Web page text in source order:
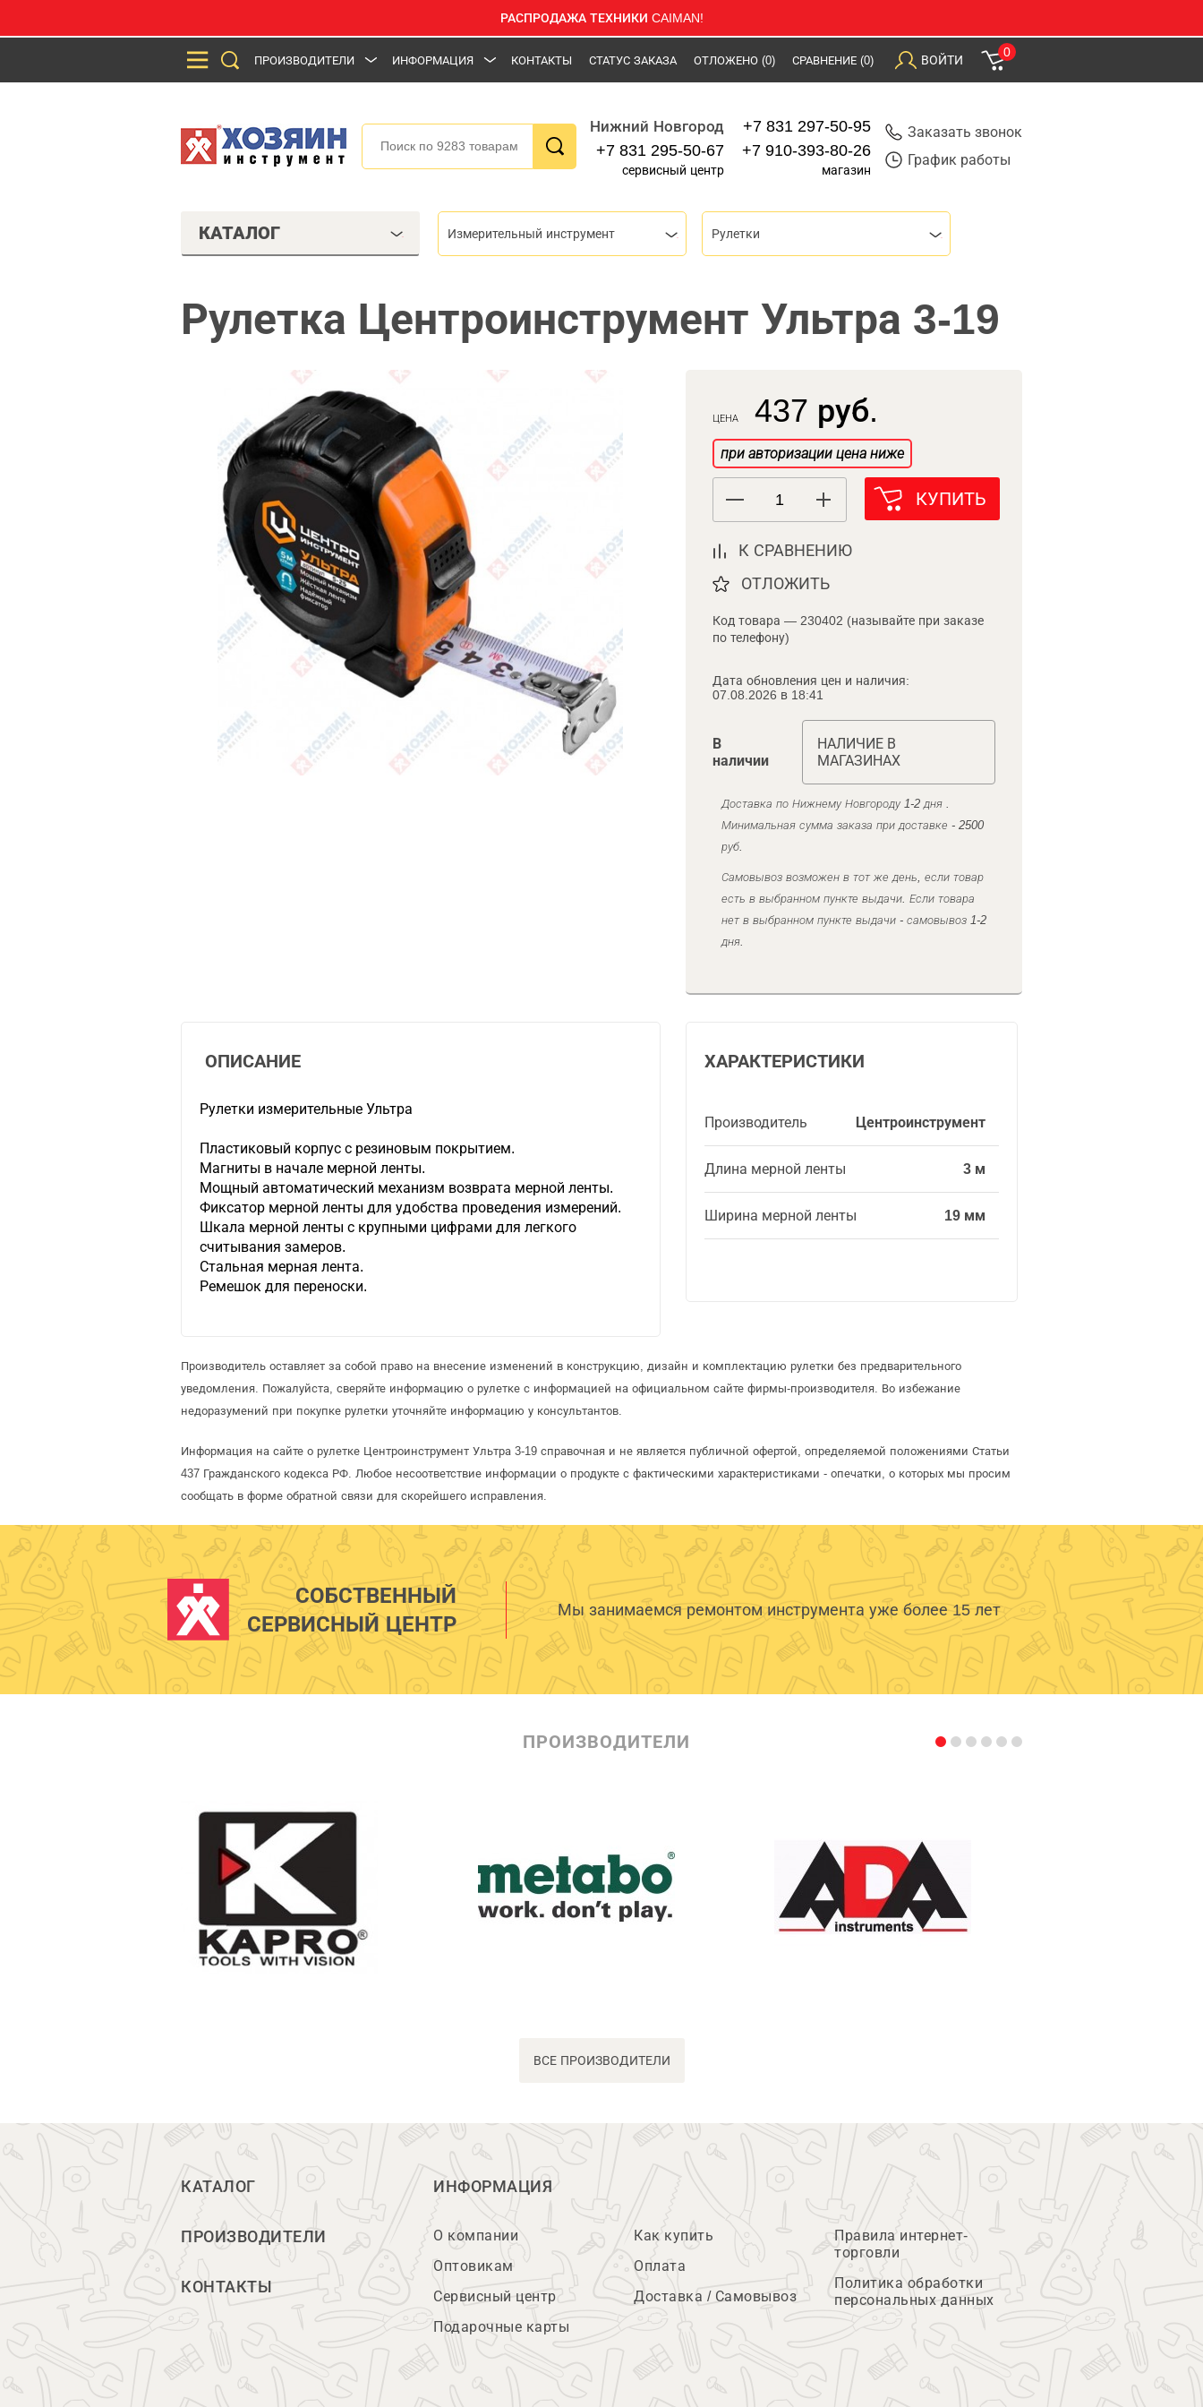
РАСПРОДАЖА ТЕХНИКИ CAIMAN!
ПРОИЗВОДИТЕЛИ ИНФОРМАЦИЯ КОНТАКТЫ СТАТУС ЗАКАЗА ОТЛОЖЕНО (0) СРАВНЕНИЕ (0) ВОЙТИ
0
Нижний Новгород
+7 831 295-50-67
сервисный центр
+7 831 297-50-95
+7 910-393-80-26
магазин
Заказать звонок
График работы
КАТАЛОГ Измерительный инструмент Рулетки
Рулетка Центроинструмент Ультра 3-19
ЦЕНА 437 руб.
при авторизации цена ниже
КУПИТЬ
К СРАВНЕНИЮ
ОТЛОЖИТЬ
Код товара — 230402 (называйте при заказе
по телефону)
Дата обновления цен и наличия:
07.08.2026 в 18:41
В
наличии
НАЛИЧИЕ В
МАГАЗИНАХ
Доставка по Нижнему Новгороду 1-2 дня .
Минимальная сумма заказа при доставке - 2500
руб.
Самовывоз возможен в тот же день, если товар
есть в выбранном пункте выдачи. Если товара
нет в выбранном пункте выдачи - самовывоз 1-2
дня.
ХАРАКТЕРИСТИКИ
Производитель Центроинструмент
Длина мерной ленты 3 м
Ширина мерной ленты 19 мм
ОПИСАНИЕ
Рулетки измерительные Ультра
Пластиковый корпус с резиновым покрытием.
Магниты в начале мерной ленты.
Мощный автоматический механизм возврата мерной ленты.
Фиксатор мерной ленты для удобства проведения измерений.
Шкала мерной ленты с крупными цифрами для легкого
считывания замеров.
Стальная мерная лента.
Ремешок для переноски.
Производитель оставляет за собой право на внесение изменений в конструкцию, дизайн и комплектацию рулетки без предварительного
уведомления. Пожалуйста, сверяйте информацию о рулетке с информацией на официальном сайте фирмы-производителя. Во избежание
недоразумений при покупке рулетки уточняйте информацию у консультантов.
Информация на сайте о рулетке Центроинструмент Ультра 3-19 справочная и не является публичной офертой, определяемой положениями Статьи
437 Гражданского кодекса РФ. Любое несоответствие информации о продукте с фактическими характеристиками - опечатки, о которых мы просим
сообщать в форме обратной связи для скорейшего исправления.
СОБСТВЕННЫЙ
СЕРВИСНЫЙ ЦЕНТР
Мы занимаемся ремонтом инструмента уже более 15 лет
ПРОИЗВОДИТЕЛИ
ВСЕ ПРОИЗВОДИТЕЛИ
КАТАЛОГ
ПРОИЗВОДИТЕЛИ
КОНТАКТЫ
ИНФОРМАЦИЯ
О компании
Оптовикам
Сервисный центр
Подарочные карты
Как купить
Оплата
Доставка / Самовывоз
Правила интернет-
торговли
Политика обработки
персональных данных